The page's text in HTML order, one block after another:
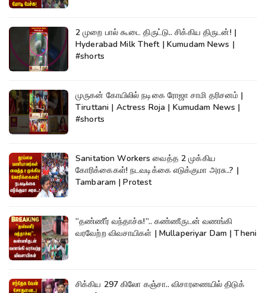
2 முறை பால் கூடை திருட்டு.. சிக்கிய திருடன்! |
Hyderabad Milk Theft | Kumudam News |
#shorts
முருகன் கோயிலில் நடிகை ரோஜா சாமி தரிசனம் |
Tiruttani | Actress Roja | Kumudam News |
#shorts
Sanitation Workers வைத்த 2 முக்கிய
கோரிக்கைகள்! நடவடிக்கை எடுக்குமா அரசு..? |
Tambaram | Protest
“தண்ணீர் வந்தாச்சு!”.. கண்ணீருடன் வணங்கி
வரவேற்ற விவசாயிகள் | Mullaperiyar Dam | Theni
சிக்கிய 297 கிலோ கஞ்சா.. விசாரணையில் திடுக்